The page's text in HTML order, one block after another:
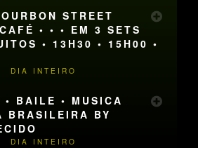
STREET
• • • EM 3 SETS
• 13H30 • 15H00 •
DIA INTEIRO
• BAILE • MUSICA
BRASILEIRA BY
DIA INTEIRO